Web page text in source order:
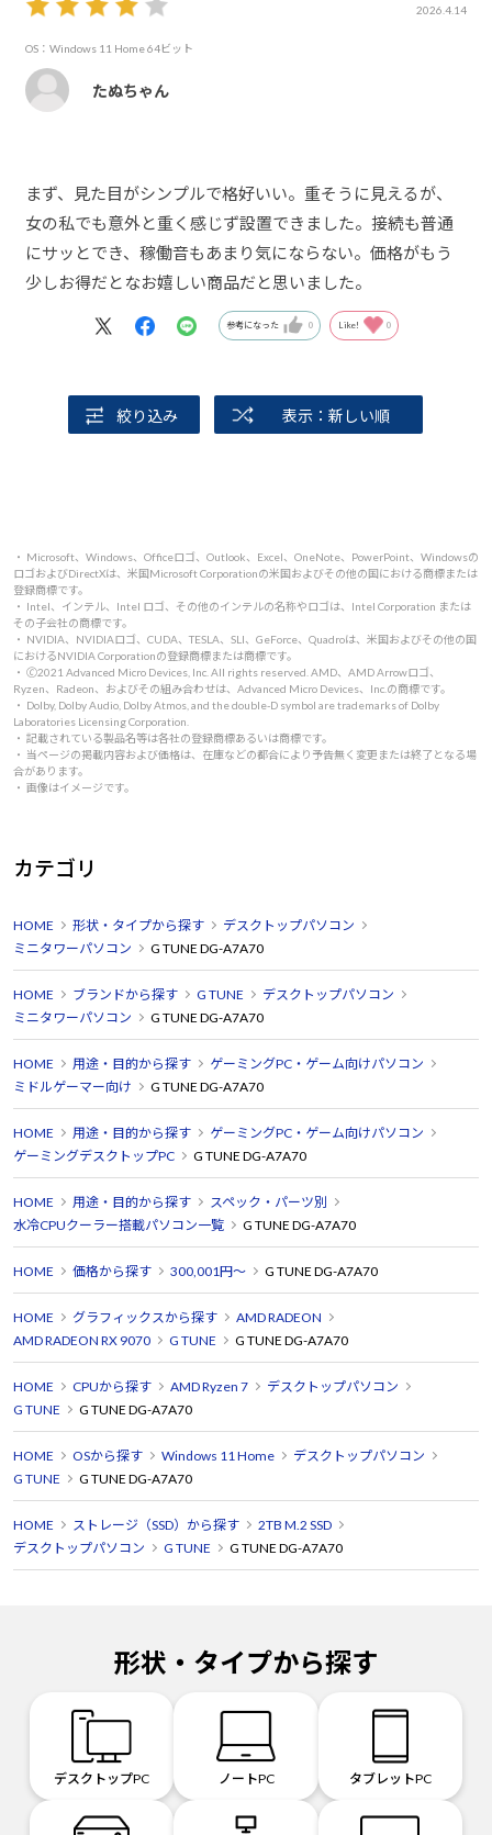
2026.4.14
OS：Windows 11 Home 64ビット
たぬちゃん
まず、見た目がシンプルで格好いい。重そうに見えるが、
女の私でも意外と重く感じず設置できました。接続も普通
にサッとでき、稼働音もあまり気にならない。価格がもう
少しお得だとなお嬉しい商品だと思いました。
参考になった 0 Like! 0
絞り込み 表示：新しい順
・ Microsoft、Windows、Officeロゴ、Outlook、Excel、OneNote、PowerPoint、Windowsの
ロゴおよびDirectXは、米国Microsoft Corporationの米国およびその他の国における商標または
登録商標です。
・ Intel、インテル、Intel ロゴ、その他のインテルの名称やロゴは、Intel Corporation または
その子会社の商標です。
・ NVIDIA、NVIDIAロゴ、CUDA、TESLA、SLI、GeForce、Quadroは、米国およびその他の国
におけるNVIDIA Corporationの登録商標または商標です。
・ 🄫2021 Advanced Micro Devices, Inc. All rights reserved. AMD、AMD Arrowロゴ、
Ryzen、Radeon、およびその組み合わせは、Advanced Micro Devices、Inc.の商標です。
・ Dolby, Dolby Audio, Dolby Atmos, and the double-D symbol are trademarks of Dolby
Laboratories Licensing Corporation.
・ 記載されている製品名等は各社の登録商標あるいは商標です。
・ 当ページの掲載内容および価格は、在庫などの都合により予告無く変更または終了となる場
合があります。
・ 画像はイメージです。
カテゴリ
HOME 形状・タイプから探す
デスクトップパソコン
ミニタワーパソコン
G TUNE DG-A7A70
HOME ブランドから探す G TUNE
デスクトップパソコン
ミニタワーパソコン
G TUNE DG-A7A70
HOME 用途・目的から探す
ゲーミングPC・ゲーム向けパソコン
ミドルゲーマー向け
G TUNE DG-A7A70
HOME 用途・目的から探す
ゲーミングPC・ゲーム向けパソコン
ゲーミングデスクトップPC
G TUNE DG-A7A70
HOME 用途・目的から探す
スペック・パーツ別
水冷CPUクーラー搭載パソコン一覧
G TUNE DG-A7A70
HOME 価格から探す 300,001円～ G TUNE DG-A7A70
HOME グラフィックスから探す
AMD RADEON
AMD RADEON RX 9070
G TUNE G TUNE DG-A7A70
HOME CPUから探す AMD Ryzen 7
デスクトップパソコン
G TUNE
G TUNE DG-A7A70
HOME OSから探す Windows 11 Home
デスクトップパソコン
G TUNE
G TUNE DG-A7A70
HOME ストレージ（SSD）から探す
2TB M.2 SSD
デスクトップパソコン
G TUNE G TUNE DG-A7A70
形状・タイプから探す
デスクトップPC ノートPC タブレットPC